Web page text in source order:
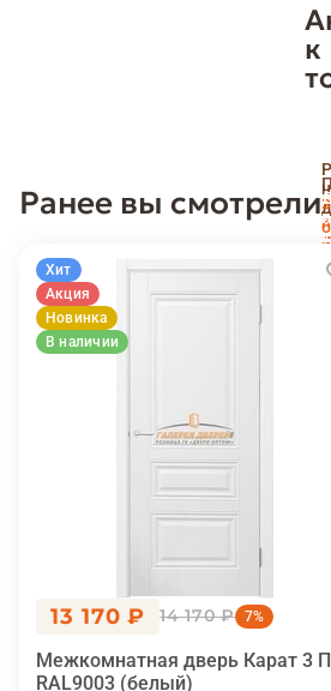
к
и
в
и
Ранее вы смотрели
Хит
Акция
Новинка
В наличии
13 170 ₽ 14 170 ₽ 7%
Межкомнатная дверь Карат 3
RAL9003 (белый)